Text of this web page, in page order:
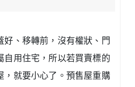
好、移轉前，沒有權狀、門
自用住宅 ，所以若買賣標的
，就要小心了。預售屋重購